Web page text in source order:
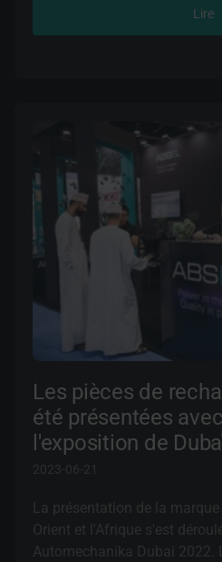
normes européennes et sont
Les batteries ABSEL sont
technologies SLI / AGM
treillis innovants en alliage
résistance accrue aux
instantané du moteur et une
fiable dans toutes les
performances élevées sur
températures. Le fait de
centre d'essai garantit un
les stades du processus de
batteries ABSEL sont sûres
Lire
Les pièces de
été présentées
l'exposition de
2023-06-21
La présentation de la
Orient et l'Afrique s'est
Automechanika Dubai 2022.